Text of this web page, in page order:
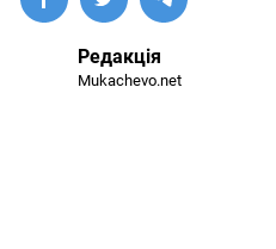
Редакція
Mukachevo.net